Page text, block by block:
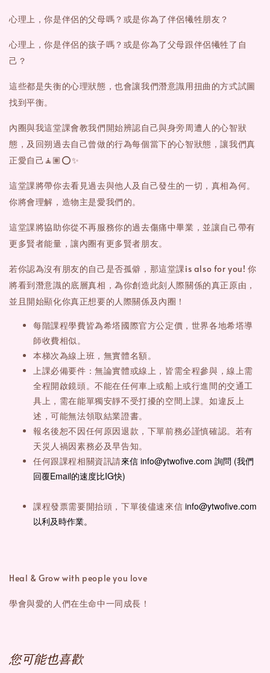
心理上，你是伴侶的父母嗎？或是你為了伴侶犧牲朋友？
心理上，你是伴侶的孩子嗎？或是你為了父母跟伴侶犧牲了自
己？
這些都是失衡的心理狀態，也會讓我們潛意識用扭曲的方式試圖
找到平衡。
內圈與我這堂課會教我們開始辨認自己與身旁周遭人的心智狀
態，及回朔過去自己曾做的行為每個當下的心智狀態，讓我們真
正愛自己🧘🏽⭕️✨
這堂課將帶你去看見過去與他人及自己發生的一切，真相為何。
你將會理解，造物主是愛我們的。
這堂課將協助你從不再服務你的過去傷痛中畢業，並讓自己帶有
更多賢者能量，讓內圈有更多賢者朋友。
若你認為沒有朋友的自己是否孤僻，那這堂課is also for you! 你
將看到潛意識的底層真相，為你創造此刻人際關係的真正原由，
並且開始顯化你真正想要的人際關係及內圈！
每階課程學費皆為希塔國際官方公定價，世界各地希塔導
師收費相似。
本梯次為線上班，無實體名額。
上課必備要件：無論實體或線上，皆需全程參與，線上需
全程開啟鏡頭。不能在任何車上或船上或行進間的交通工
具上，需在能單獨安靜不受打擾的空間上課。如違反上
述，可能無法領取結業證書。
報名後恕不因任何原因退款，下單前務必謹慎確認。若有
天災人禍因素務必及早告知。
任何跟課程相關資訊請來信 info@ytwofive.com 詢問 (我們
回覆Email的速度比IG快)
課程發票需要開抬頭，下單後儘速來信 info@ytwofive.com
以利及時作業。
Heal & Grow with people you love
學會與愛的人們在生命中一同成長！
您可能也喜歡